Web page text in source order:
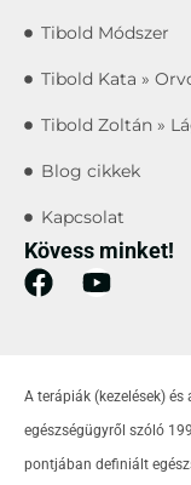
Tibold Módszer
Tibold Kata »
Tibold Zoltán »
Blog cikkek
Kapcsolat
Kövess minket!
A terápiák (kezelések)
egészségügyről szóló
pontjában definiált